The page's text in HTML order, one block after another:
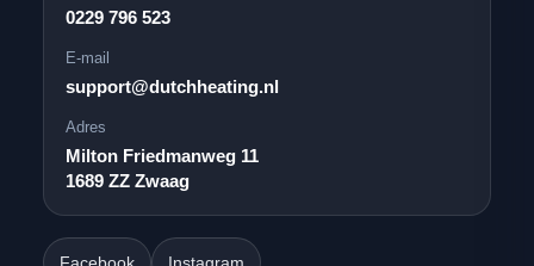
0229 796 523
E-mail
support@dutchheating.nl
Adres
Milton Friedmanweg 11
1689 ZZ Zwaag